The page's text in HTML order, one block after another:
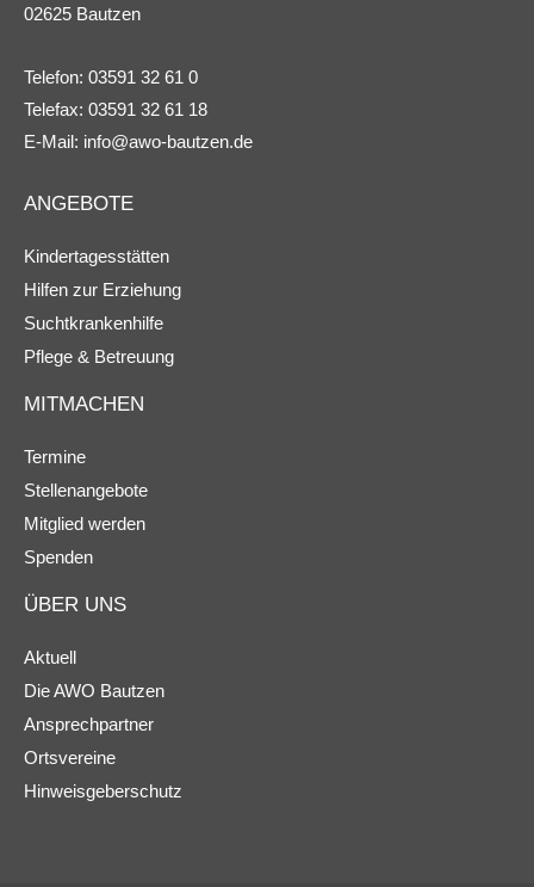
02625 Bautzen
Telefon: 03591 32 61 0
Telefax: 03591 32 61 18
E-Mail: info@awo-bautzen.de
ANGEBOTE
Kindertagesstätten
Hilfen zur Erziehung
Suchtkrankenhilfe
Pflege & Betreuung
MITMACHEN
Termine
Stellenangebote
Mitglied werden
Spenden
ÜBER UNS
Aktuell
Die AWO Bautzen
Ansprechpartner
Ortsvereine
Hinweisgeberschutz